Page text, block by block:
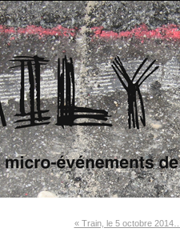
« Train, le 5 octobre 2014…